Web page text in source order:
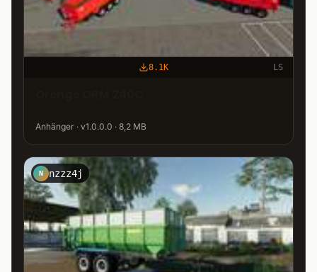
8.1K LS
Anhänger · v1.0.0.0 · 8,2 MB
N nzzz4j